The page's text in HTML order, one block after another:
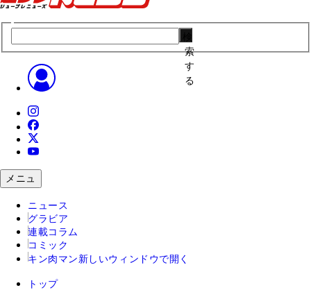
索
す
る
メニュ
ニュース
グラビア
連載コラム
コミック
キン肉マン 新しいウィンドウで開く
トップ